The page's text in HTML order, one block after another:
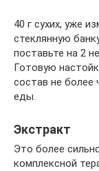
40 г сухих, уже
стеклянную
поставьте на 2
Готовую
состав не более
еды.
Экстракт
Это более
комплексной